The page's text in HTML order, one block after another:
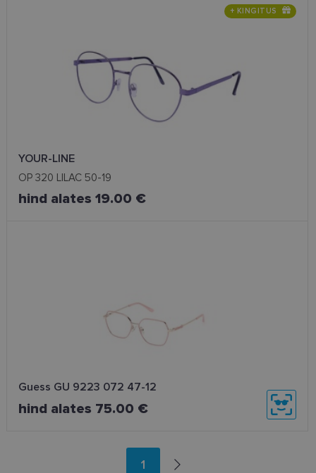
+ KINGITUS
YOUR-LINE
OP 320 LILAC 50-19
hind alates 19.00 €
Guess GU 9223 072 47-12
hind alates 75.00 €
1